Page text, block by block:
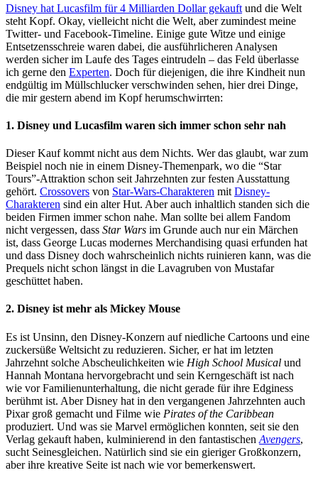
Disney hat Lucasfilm für 4 Milliarden Dollar gekauft und die Welt
steht Kopf. Okay, vielleicht nicht die Welt, aber zumindest meine
Twitter- und Facebook-Timeline. Einige gute Witze und einige
Entsetzensschreie waren dabei, die ausführlicheren Analysen
werden sicher im Laufe des Tages eintrudeln – das Feld überlasse
ich gerne den Experten. Doch für diejenigen, die ihre Kindheit nun
endgültig im Müllschlucker verschwinden sehen, hier drei Dinge,
die mir gestern abend im Kopf herumschwirrten:
1. Disney und Lucasfilm waren sich immer schon sehr nah
Dieser Kauf kommt nicht aus dem Nichts. Wer das glaubt, war zum
Beispiel noch nie in einem Disney-Themenpark, wo die “Star
Tours”-Attraktion schon seit Jahrzehnten zur festen Ausstattung
gehört. Crossovers von Star-Wars-Charakteren mit Disney-
Charakteren sind ein alter Hut. Aber auch inhaltlich standen sich die
beiden Firmen immer schon nahe. Man sollte bei allem Fandom
nicht vergessen, dass Star Wars im Grunde auch nur ein Märchen
ist, dass George Lucas modernes Merchandising quasi erfunden hat
und dass Disney doch wahrscheinlich nichts ruinieren kann, was die
Prequels nicht schon längst in die Lavagruben von Mustafar
geschüttet haben.
2. Disney ist mehr als Mickey Mouse
Es ist Unsinn, den Disney-Konzern auf niedliche Cartoons und eine
zuckersüße Weltsicht zu reduzieren. Sicher, er hat im letzten
Jahrzehnt solche Abscheulichkeiten wie High School Musical und
Hannah Montana hervorgebracht und sein Kerngeschäft ist nach
wie vor Familienunterhaltung, die nicht gerade für ihre Edginess
berühmt ist. Aber Disney hat in den vergangenen Jahrzehnten auch
Pixar groß gemacht und Filme wie Pirates of the Caribbean
produziert. Und was sie Marvel ermöglichen konnten, seit sie den
Verlag gekauft haben, kulminierend in den fantastischen Avengers,
sucht Seinesgleichen. Natürlich sind sie ein gieriger Großkonzern,
aber ihre kreative Seite ist nach wie vor bemerkenswert.